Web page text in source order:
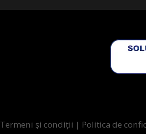
Termeni și condiții | Politica de